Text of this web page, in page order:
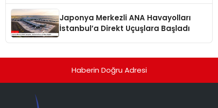
Japonya Merkezli ANA Havayolları
İstanbul’a Direkt Uçuşlara Başladı
Haberin Doğru Adresi